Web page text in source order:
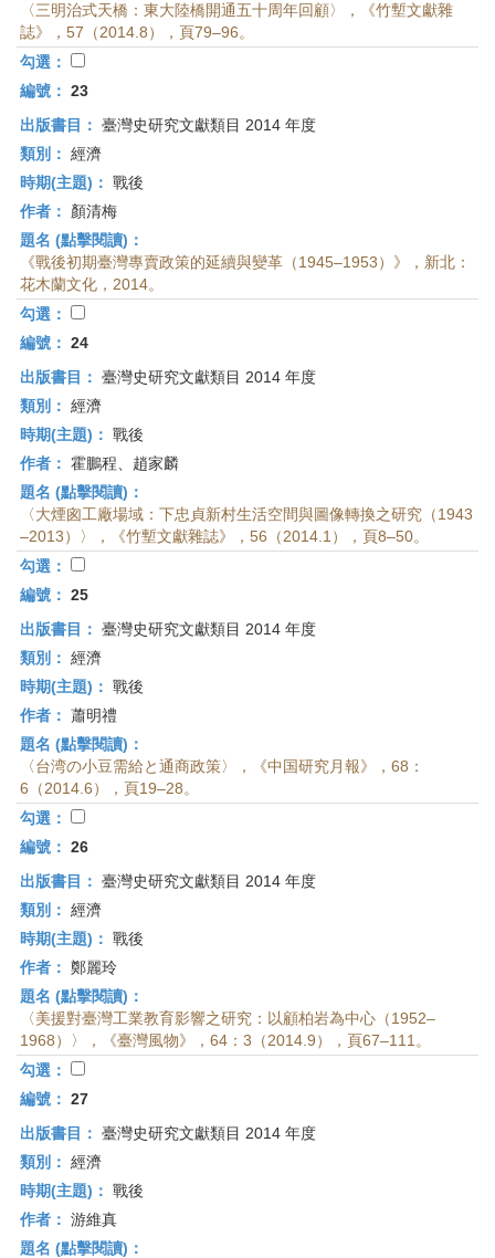
〈三明治式天橋：東大陸橋開通五十周年回顧〉，《竹塹文獻雜
誌》，57（2014.8），頁79–96。
勾選：
編號： 23
出版書目： 臺灣史研究文獻類目 2014 年度
類別： 經濟
時期(主題)： 戰後
作者：
顏清梅
題名 (點擊閱讀)：
《戰後初期臺灣專賣政策的延續與變革（1945–1953）》，新北：
花木蘭文化，2014。
勾選：
編號： 24
出版書目： 臺灣史研究文獻類目 2014 年度
類別： 經濟
時期(主題)： 戰後
作者： 霍鵬程、趙家麟
題名 (點擊閱讀)：
〈大煙囪工廠場域：下忠貞新村生活空間與圖像轉換之研究（1943
–2013）〉，《竹塹文獻雜誌》，56（2014.1），頁8–50。
勾選：
編號： 25
出版書目： 臺灣史研究文獻類目 2014 年度
類別： 經濟
時期(主題)： 戰後
作者： 蕭明禮
題名 (點擊閱讀)：
〈台湾の小豆需給と通商政策〉，《中国研究月報》，68：
6（2014.6），頁19–28。
勾選：
編號： 26
出版書目： 臺灣史研究文獻類目 2014 年度
類別： 經濟
時期(主題)： 戰後
作者： 鄭麗玲
題名 (點擊閱讀)：
〈美援對臺灣工業教育影響之研究：以顧柏岩為中心（1952–
1968）〉，《臺灣風物》，64：3（2014.9），頁67–111。
勾選：
編號： 27
出版書目： 臺灣史研究文獻類目 2014 年度
類別： 經濟
時期(主題)： 戰後
作者： 游維真
題名 (點擊閱讀)：